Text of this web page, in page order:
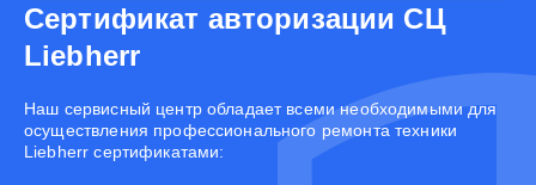
Сертификат авторизации СЦ
Liebherr
Наш сервисный центр обладает всеми необходимыми для
осуществления профессионального ремонта техники
Liebherr сертификатами: